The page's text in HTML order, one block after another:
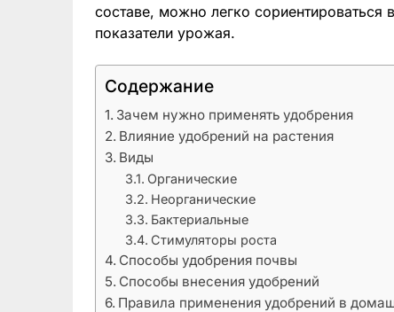
составе, можно легко
показатели урожая.
Содержание
Зачем нужно применять удобрения
Влияние удобрений на растения
Виды
Органические
Неорганические
Бактериальные
Стимуляторы роста
Способы удобрения почвы
Способы внесения удобрений
Правила применения удобрений в